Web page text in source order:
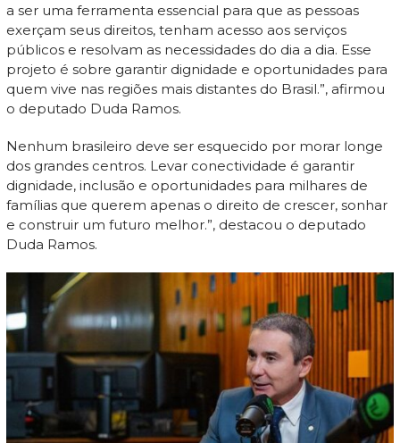
a ser uma ferramenta essencial para que as pessoas
exerçam seus direitos, tenham acesso aos serviços
públicos e resolvam as necessidades do dia a dia. Esse
projeto é sobre garantir dignidade e oportunidades para
quem vive nas regiões mais distantes do Brasil.”, afirmou
o deputado Duda Ramos.
Nenhum brasileiro deve ser esquecido por morar longe
dos grandes centros. Levar conectividade é garantir
dignidade, inclusão e oportunidades para milhares de
famílias que querem apenas o direito de crescer, sonhar
e construir um futuro melhor.”, destacou o deputado
Duda Ramos.